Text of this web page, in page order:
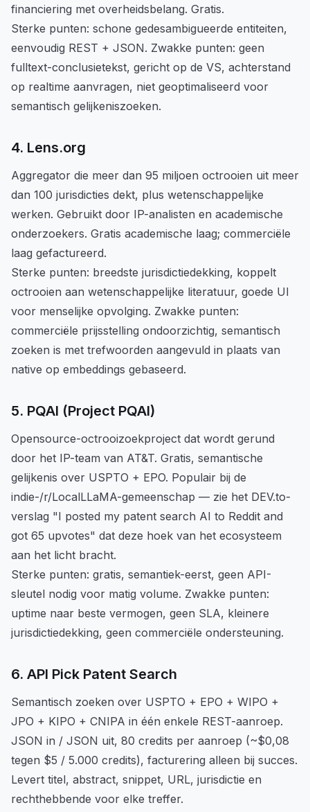
financiering met overheidsbelang. Gratis.
Sterke punten: schone gedesambigueerde entiteiten,
eenvoudig REST + JSON. Zwakke punten: geen
fulltext-conclusietekst, gericht op de VS, achterstand
op realtime aanvragen, niet geoptimaliseerd voor
semantisch gelijkeniszoeken.
4. Lens.org
Aggregator die meer dan 95 miljoen octrooien uit meer
dan 100 jurisdicties dekt, plus wetenschappelijke
werken. Gebruikt door IP-analisten en academische
onderzoekers. Gratis academische laag; commerciële
laag gefactureerd.
Sterke punten: breedste jurisdictiedekking, koppelt
octrooien aan wetenschappelijke literatuur, goede UI
voor menselijke opvolging. Zwakke punten:
commerciële prijsstelling ondoorzichtig, semantisch
zoeken is met trefwoorden aangevuld in plaats van
native op embeddings gebaseerd.
5. PQAI (Project PQAI)
Opensource-octrooizoekproject dat wordt gerund
door het IP-team van AT&T. Gratis, semantische
gelijkenis over USPTO + EPO. Populair bij de
indie-/r/LocalLLaMA-gemeenschap — zie het DEV.to-
verslag "I posted my patent search AI to Reddit and
got 65 upvotes" dat deze hoek van het ecosysteem
aan het licht bracht.
Sterke punten: gratis, semantiek-eerst, geen API-
sleutel nodig voor matig volume. Zwakke punten:
uptime naar beste vermogen, geen SLA, kleinere
jurisdictiedekking, geen commerciële ondersteuning.
6. API Pick Patent Search
Semantisch zoeken over USPTO + EPO + WIPO +
JPO + KIPO + CNIPA in één enkele REST-aanroep.
JSON in / JSON uit, 80 credits per aanroep (~$0,08
tegen $5 / 5.000 credits), facturering alleen bij succes.
Levert titel, abstract, snippet, URL, jurisdictie en
rechthebbende voor elke treffer.